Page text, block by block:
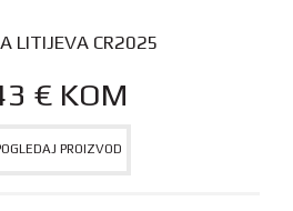
LITIJEVA CR2025
€ KOM
PROIZVOD